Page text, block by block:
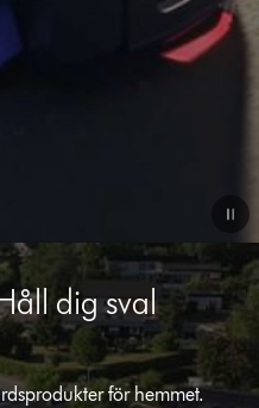
dig sval
för hemmet.